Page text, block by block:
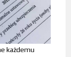
każdemu